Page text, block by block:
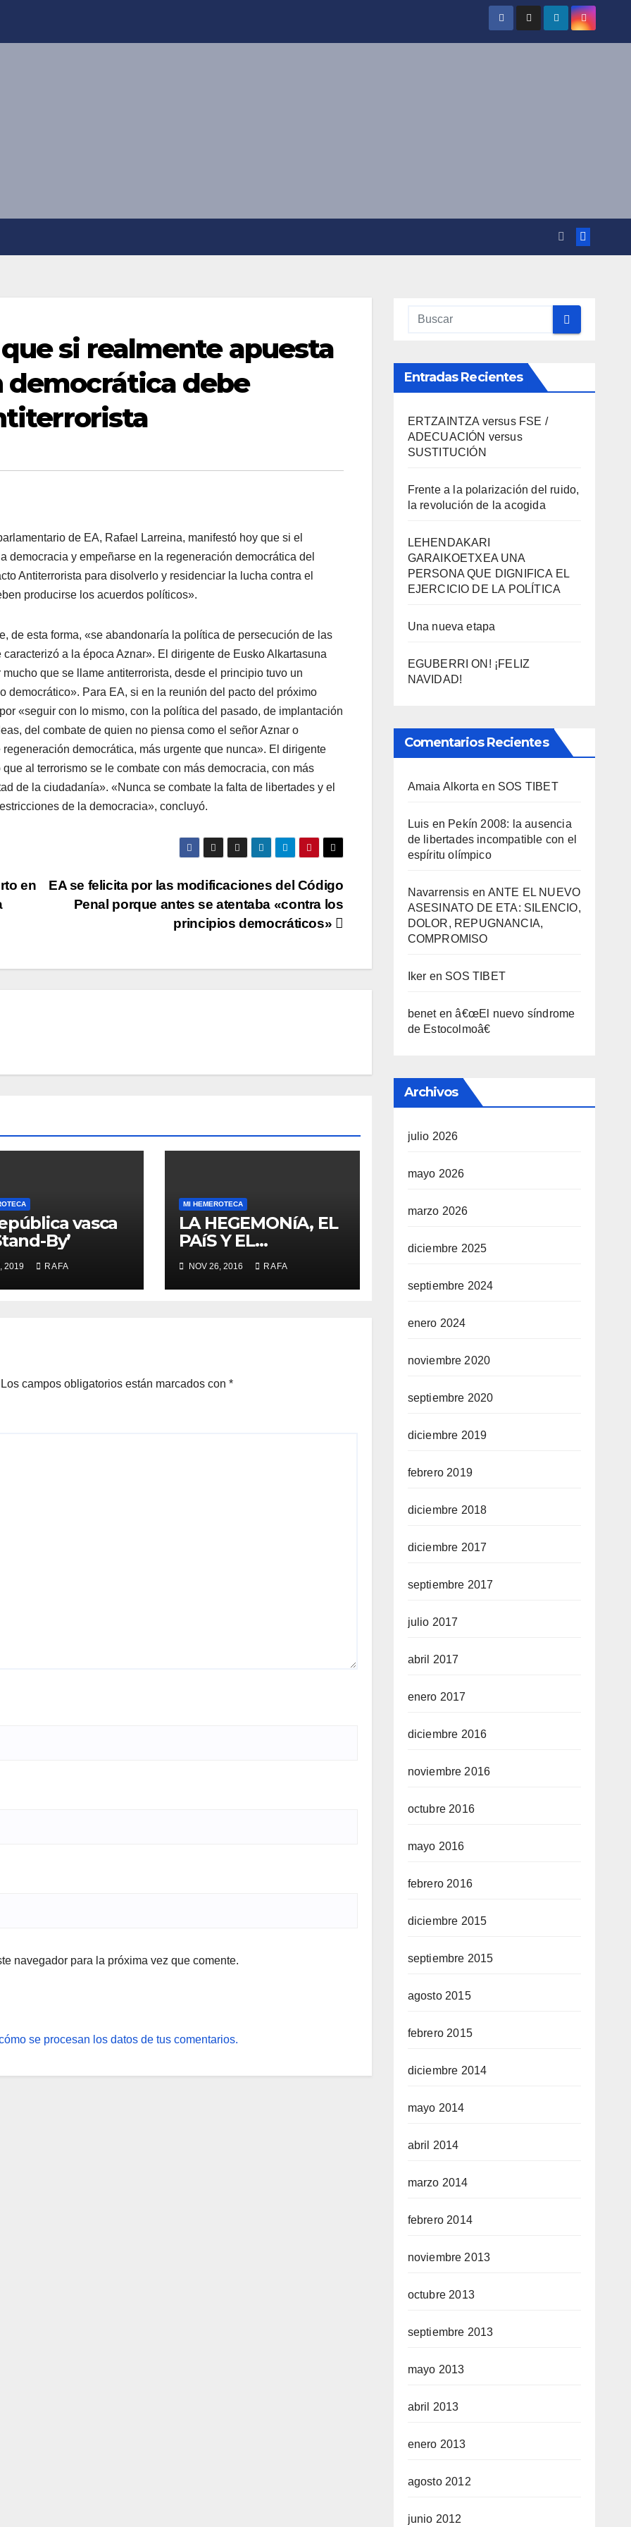
si realmente apuesta
democrática debe
de EA, Rafael Larreina, manifestó hoy que si el
democracia y empeñarse en la regeneración democrática del
Antiterrorista para disolverlo y residenciar la lucha contra el
producirse los acuerdos polí­ticos».
de esta forma, «se abandonarí­a la polí­tica de persecución de las
a la época Aznar». El dirigente de Eusko Alkartasuna
que se llame antiterrorista, desde el principio tuvo un
democrático». Para EA, si en la reunión del pacto del próximo
«seguir con lo mismo, con la polí­tica del pasado, de implantación
del combate de quien no piensa como el señor Aznar o
democrática, más urgente que nunca». El dirigente
al terrorismo se le combate con más democracia, con más
de la ciudadaní­a». «Nunca se combate la falta de libertades y el
de la democracia», concluyó.
EA se felicita por las modificaciones del Código
Penal porque antes se atentaba «contra los
principios democráticos»
en
vasca
By’
2019 RAFA
MI HEMEROTECA
LA HEGEMONíA, EL
PAíS Y EL
«MOMENTO RAFA
LARREINA»
NOV 26, 2016 RAFA
Los campos obligatorios están marcados con *
navegador para la próxima vez que comente.
se procesan los datos de tus comentarios.
Entradas Recientes
ERTZAINTZA versus FSE /
ADECUACIÓN versus
SUSTITUCIÓN
Frente a la polarización del ruido,
la revolución de la acogida
LEHENDAKARI
GARAIKOETXEA UNA
PERSONA QUE DIGNIFICA EL
EJERCICIO DE LA POLÍTICA
Una nueva etapa
EGUBERRI ON! ¡FELIZ
NAVIDAD!
Comentarios Recientes
Amaia Alkorta en SOS TIBET
Luis en Pekí­n 2008: la ausencia
de libertades incompatible con el
espí­ritu olí­mpico
Navarrensis en ANTE EL NUEVO
ASESINATO DE ETA: SILENCIO,
DOLOR, REPUGNANCIA,
COMPROMISO
Iker en SOS TIBET
benetenâ€œEl nuevo sí­ndrome
de Estocolmoâ€
Archivos
julio 2026
mayo 2026
marzo 2026
diciembre 2025
septiembre 2024
enero 2024
noviembre 2020
septiembre 2020
diciembre 2019
febrero 2019
diciembre 2018
diciembre 2017
septiembre 2017
julio 2017
abril 2017
enero 2017
diciembre 2016
noviembre 2016
octubre 2016
mayo 2016
febrero 2016
diciembre 2015
septiembre 2015
agosto 2015
febrero 2015
diciembre 2014
mayo 2014
abril 2014
marzo 2014
febrero 2014
noviembre 2013
octubre 2013
septiembre 2013
mayo 2013
abril 2013
enero 2013
agosto 2012
junio 2012